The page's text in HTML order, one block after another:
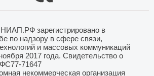
зарегистрировано в
по надзору в сфере связи,
и массовых коммуникаций
2017 года. Свидетельство о
71647
некоммерческая организация